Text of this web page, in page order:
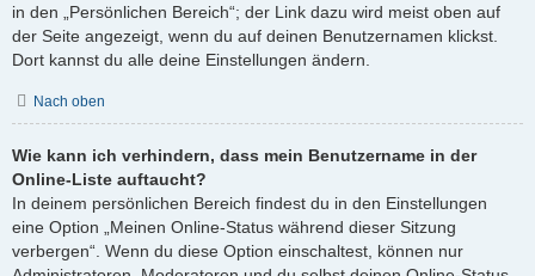
in den „Persönlichen Bereich“; der Link dazu wird meist oben auf
der Seite angezeigt, wenn du auf deinen Benutzernamen klickst.
Dort kannst du alle deine Einstellungen ändern.
Nach oben
Wie kann ich verhindern, dass mein Benutzername in der
Online-Liste auftaucht?
In deinem persönlichen Bereich findest du in den Einstellungen
eine Option „Meinen Online-Status während dieser Sitzung
verbergen“. Wenn du diese Option einschaltest, können nur